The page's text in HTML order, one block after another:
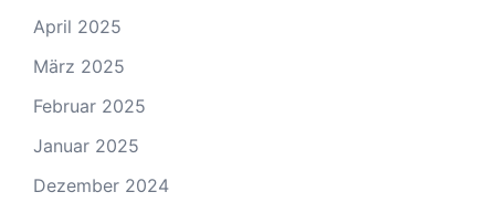
April 2025
März 2025
Februar 2025
Januar 2025
Dezember 2024